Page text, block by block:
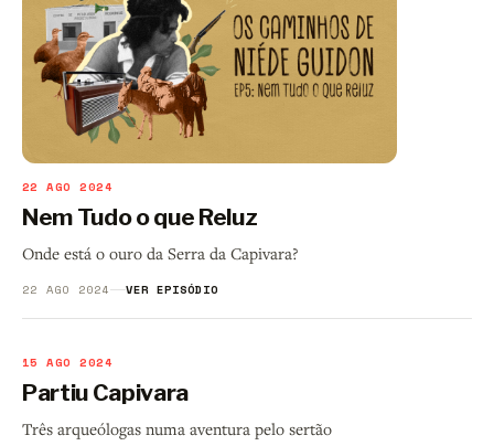
22 AGO 2024
Nem Tudo o que Reluz
Onde está o ouro da Serra da Capivara?
22 AGO 2024 VER EPISÓDIO
15 AGO 2024
Partiu Capivara
Três arqueólogas numa aventura pelo sertão